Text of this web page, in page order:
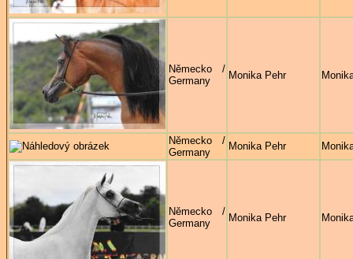
Německo /
Germany
Monika Pehr
Německo /
Germany
Monika Pehr
Německo /
Germany
Monika Pehr